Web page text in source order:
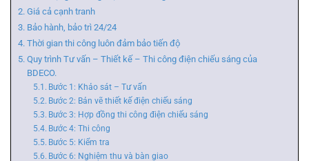
Giá cả cạnh tranh
Bảo hành, bảo trì 24/24
Thời gian thi công luôn đảm bảo tiến độ
Quy trình Tư vấn – Thiết kế – Thi công điện chiếu sáng của
BDECO.
Bước 1: Khảo sát – Tư vấn
Bước 2: Bản vẽ thiết kế điện chiếu sáng
Bước 3: Hợp đồng thi công điện chiếu sáng
Bước 4: Thi công
Bước 5: Kiểm tra
Bước 6: Nghiệm thu và bàn giao